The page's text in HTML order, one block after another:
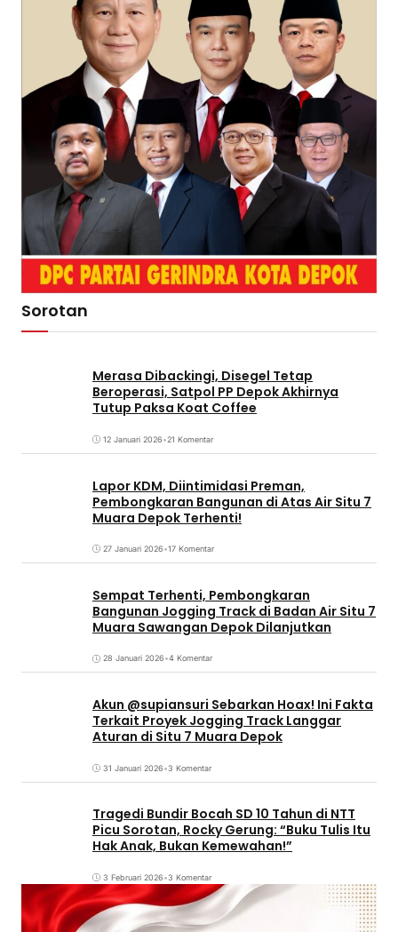
Sorotan
Merasa Dibackingi, Disegel Tetap
Beroperasi, Satpol PP Depok Akhirnya
Tutup Paksa Koat Coffee
12 Januari 2026•21 Komentar
Lapor KDM, Diintimidasi Preman,
Pembongkaran Bangunan di Atas Air Situ 7
Muara Depok Terhenti!
27 Januari 2026•17 Komentar
Sempat Terhenti, Pembongkaran
Bangunan Jogging Track di Badan Air Situ 7
Muara Sawangan Depok Dilanjutkan
28 Januari 2026•4 Komentar
Akun @supiansuri Sebarkan Hoax! Ini Fakta
Terkait Proyek Jogging Track Langgar
Aturan di Situ 7 Muara Depok
31 Januari 2026•3 Komentar
Tragedi Bundir Bocah SD 10 Tahun di NTT
Picu Sorotan, Rocky Gerung: “Buku Tulis Itu
Hak Anak, Bukan Kemewahan!”
3 Februari 2026•3 Komentar